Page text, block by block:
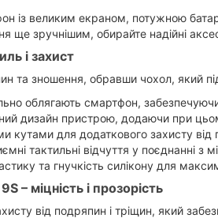
із великим екраном, потужною
ще зручнішим, обирайте надійні
і захист
та зношення, обравши чохол, який
облягають смартфон,
дизайн пристрою, додаючи при
кутами для додаткового захисту від
тактильні відчуття у поєднанні з
та гнучкість силікону для
– міцність і прозорість
від подряпин і тріщин, який